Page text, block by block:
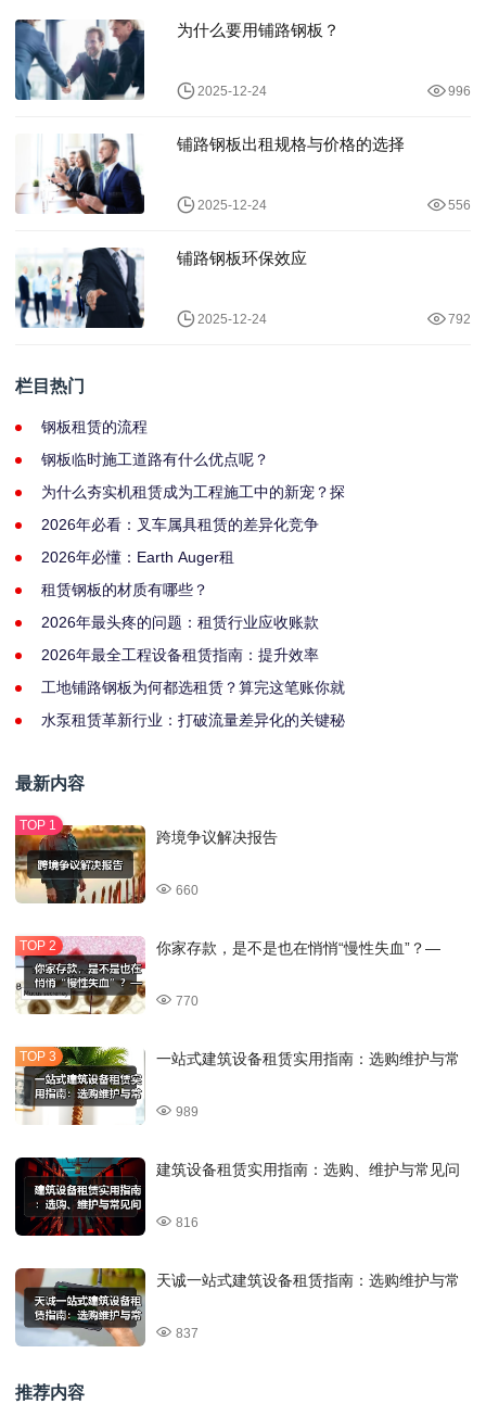
为什么要用铺路钢板？
2025-12-24 996
铺路钢板出租规格与价格的选择
2025-12-24 556
铺路钢板环保效应
2025-12-24 792
栏目热门
钢板租赁的流程
钢板临时施工道路有什么优点呢？
为什么夯实机租赁成为工程施工中的新宠？探
2026年必看：叉车属具租赁的差异化竞争
2026年必懂：Earth Auger租
租赁钢板的材质有哪些？
2026年最头疼的问题：租赁行业应收账款
2026年最全工程设备租赁指南：提升效率
工地铺路钢板为何都选租赁？算完这笔账你就
水泵租赁革新行业：打破流量差异化的关键秘
最新内容
跨境争议解决报告
660
你家存款，是不是也在悄悄“慢性失血”？—
770
一站式建筑设备租赁实用指南：选购维护与常
989
建筑设备租赁实用指南：选购、维护与常见问
816
天诚一站式建筑设备租赁指南：选购维护与常
837
推荐内容